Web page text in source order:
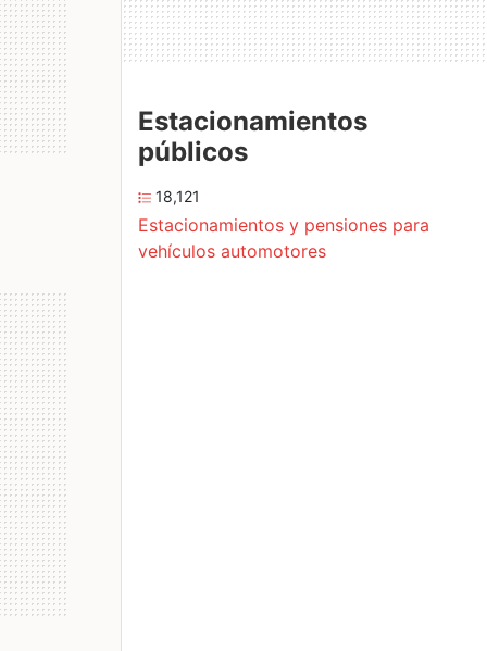
Estacionamientos
públicos
18,121
Estacionamientos y pensiones para
vehículos automotores